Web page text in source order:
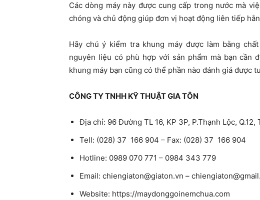
Các dòng máy này được cung cấp trong nước mà
chóng và chủ động giúp đơn vị hoạt động liên tiếp
Hãy chú ý kiểm tra khung máy được làm bằng
nguyên liệu có phù hợp với sản phẩm mà bạn cần
khung máy bạn cũng có thể phần nào đánh giá được
CÔNG TY TNHH KỸ THUẬT GIA TÔN
Địa chỉ: 96 Đường TL 16, KP 3P, P.Thạnh Lộc, Q.12,
Tell: (028) 37 166 904 – Fax: (028) 37 166 904
Hotline: 0989 070 771 – 0984 343 779
Email: chiengiaton@giaton.vn –
Website: https://maydonggoinemchua.com